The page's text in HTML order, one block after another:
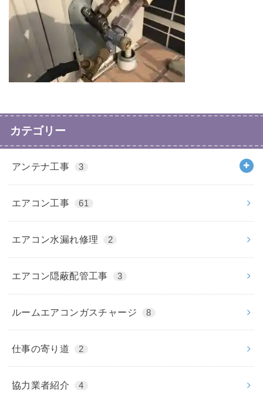
カテゴリー
アンテナ工事 3
エアコン工事 61
エアコン水漏れ修理 2
エアコン隠蔽配管工事 3
ルームエアコンガスチャージ 8
仕事の寄り道 2
協力業者紹介 4